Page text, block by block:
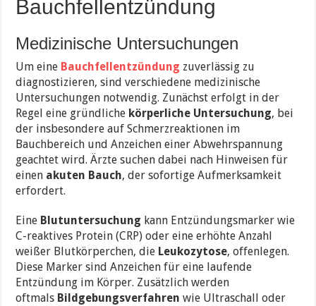
Bauchfellentzündung
Medizinische Untersuchungen
Um eine Bauchfellentzündung zuverlässig zu
diagnostizieren, sind verschiedene medizinische
Untersuchungen notwendig. Zunächst erfolgt in der
Regel eine gründliche körperliche Untersuchung, bei
der insbesondere auf Schmerzreaktionen im
Bauchbereich und Anzeichen einer Abwehrspannung
geachtet wird. Ärzte suchen dabei nach Hinweisen für
einen akuten Bauch, der sofortige Aufmerksamkeit
erfordert.
Eine Blutuntersuchung kann Entzündungsmarker wie
C-reaktives Protein (CRP) oder eine erhöhte Anzahl
weißer Blutkörperchen, die Leukozytose, offenlegen.
Diese Marker sind Anzeichen für eine laufende
Entzündung im Körper. Zusätzlich werden
oftmals Bildgebungsverfahren wie Ultraschall oder